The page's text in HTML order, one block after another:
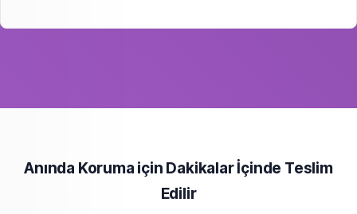
Anında Koruma için Dakikalar İçinde Teslim
Edilir